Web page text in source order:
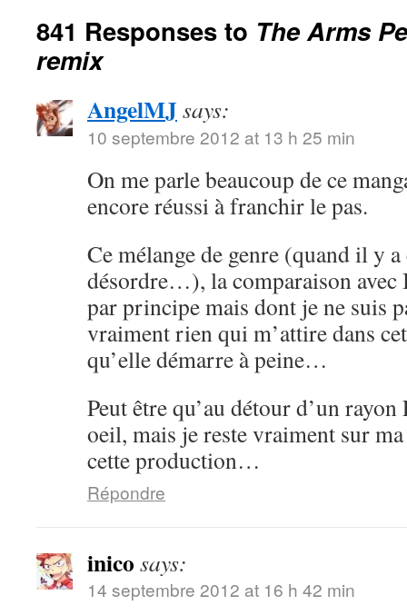
841 Responses to The Arms
remix
AngelMJsays:
10 septembre 2012 at 13 h 25 min
On me parle beaucoup de ce
encore réussi à franchir le pas.
Ce mélange de genre (quand il y
désordre…), la comparaison avec
par principe mais dont je ne suis
vraiment rien qui m’attire dans
qu’elle démarre à peine…
Peut être qu’au détour d’un
oeil, mais je reste vraiment sur
cette production…
Répondre
inico says:
14 septembre 2012 at 16 h 42 min